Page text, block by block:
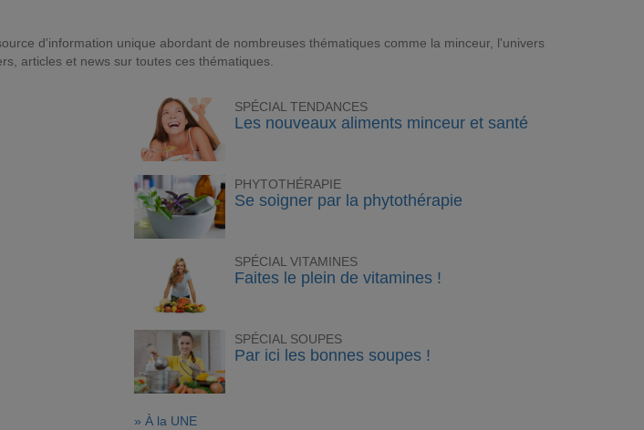
d'information unique abordant de nombreuses thématiques comme la minceur, l'univers
articles et news sur toutes ces thématiques.
SPÉCIAL TENDANCES
Les nouveaux aliments minceur et santé
PHYTOTHÉRAPIE
Se soigner par la phytothérapie
SPÉCIAL VITAMINES
Faites le plein de vitamines !
SPÉCIAL SOUPES
Par ici les bonnes soupes !
» À la UNE